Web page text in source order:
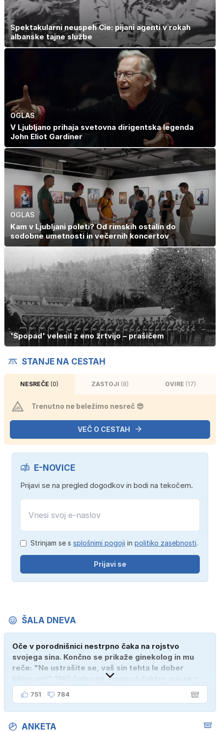
Spektakularni neuspeh Cie: pijani agenti v rokah
albanske tajne službe
OGLAS
V Ljubljano prihaja svetovna dirigentska legenda
John Eliot Gardiner
OGLAS
Kam v Ljubljani poleti? Od rimskih ostalin do
sodobne umetnosti in večernih koncertov
'Spopad' velesil z eno žrtvijo – prašičem
STANJE NA CESTAH
NESREČE (0) ZASTOJI (8) OVIRE (17)
Trenutno ne beležimo nesreč 😎
VEČ O CESTAH
E-NOVICE
Prijavi se na pregled dogodkov in bodi na tekočem.
Strinjam se s splošnimi pogoji in politiko zasebnosti.
Prijavi se
ŠALA DNEVA
Oče v porodnišnici nestrpno čaka na rojstvo
svojega sina. Končno se prikaže ginekolog in mu
reče: "Ne ustrašite se, vaš sin tehta le dober
kilogram!" "Nič čudnega, gospod doktor, saj se z
ženo poznava šele tri mesece."
751 784
ANKETA